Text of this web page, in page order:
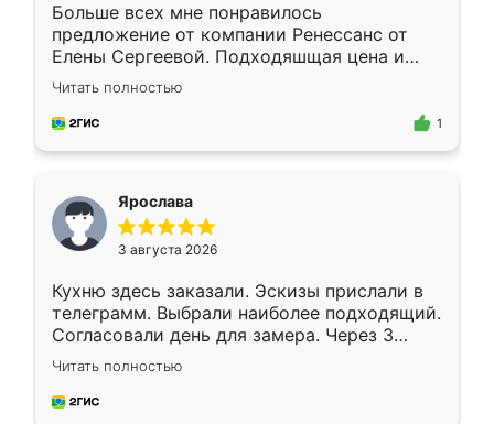
Больше всех мне понравилось
предложение от компании Ренессанс от
Елены Сергеевой. Подходяшщая цена и
короткие сроки изготовления. Приехавший
для замера сотрудник Владислав
предложил по моему эскизу самый
Читать полностью
1
Ярослава
3 августа 2026
Кухню здесь заказали. Эскизы прислали в
телеграмм. Выбрали наиболее подходящий.
Согласовали день для замера. Через 3
недели кухня была уже готова. Остались
довольны работой. Спасибо Ренессанс
мебель за качественную работу!
Читать полностью